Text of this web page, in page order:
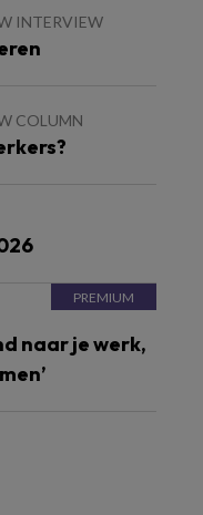
INTERVIEW
COLUMN
naar je werk,